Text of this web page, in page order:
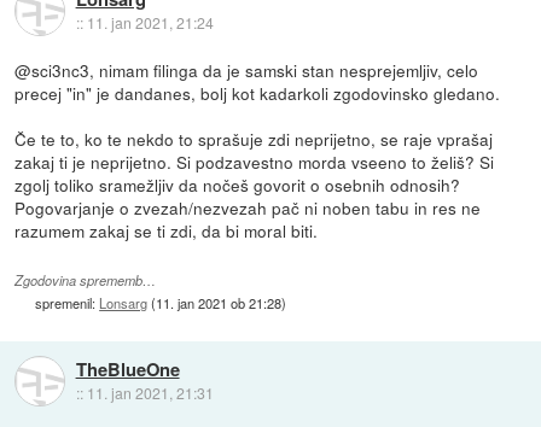
:: 11. jan 2021, 21:24
@sci3nc3, nimam filinga da je samski stan nesprejemljiv, celo
precej "in" je dandanes, bolj kot kadarkoli zgodovinsko gledano.
Če te to, ko te nekdo to sprašuje zdi neprijetno, se raje vprašaj
zakaj ti je neprijetno. Si podzavestno morda vseeno to želiš? Si
zgolj toliko sramežljiv da nočeš govorit o osebnih odnosih?
Pogovarjanje o zvezah/nezvezah pač ni noben tabu in res ne
razumem zakaj se ti zdi, da bi moral biti.
Zgodovina sprememb…
spremenil: Lonsarg(11. jan 2021 ob 21:28)
TheBlueOne
:: 11. jan 2021, 21:31